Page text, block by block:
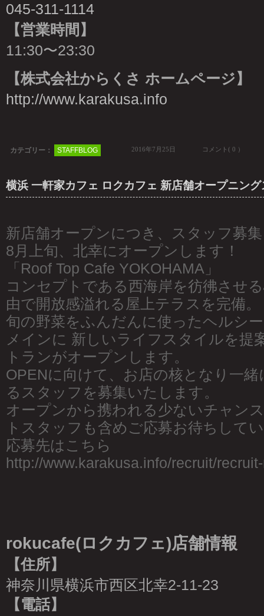
045-311-1114
【営業時間】
11:30〜23:30
【株式会社からくさ ホームページ】
http://www.karakusa.info
カテゴリー： STAFFBLOG 2016年7月25日 コメント( 0 ）
横浜 一軒家カフェ ロクカフェ 新店舗オープニング
新店舗オープンにつき、スタッフ募
8月上旬、北幸にオープンします！
「Roof Top Cafe YOKOHAMA」
コンセプトである西海岸を彷彿させ
由で開放感溢れる屋上テラスを完備。
旬の野菜をふんだんに使ったヘルシ
メインに 新しいライフスタイルを提
トランがオープンします。
OPENに向けて、お店の核となり一
るスタッフを募集いたします。
オープンから携われる少ないチャン
トスタッフも含めご応募お待ちして
応募先はこちら
http://www.karakusa.info/recruit/
rokucafe(ロクカフェ)店舗情報
【住所】
神奈川県横浜市西区北幸2-11-23
【電話】